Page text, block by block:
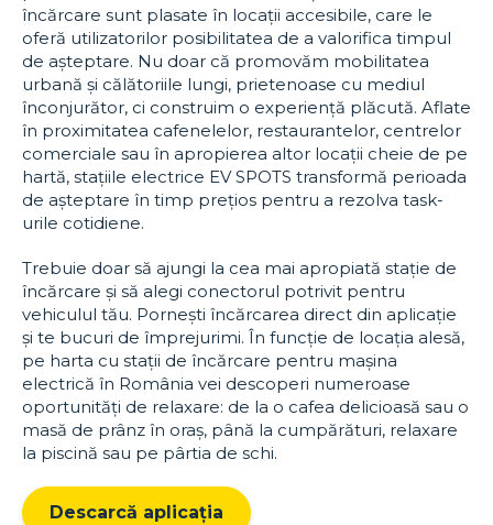
încărcare sunt plasate în locații accesibile, care le
oferă utilizatorilor posibilitatea de a valorifica timpul
de așteptare. Nu doar că promovăm mobilitatea
urbană și călătoriile lungi, prietenoase cu mediul
înconjurător, ci construim o experiență plăcută. Aflate
în proximitatea cafenelelor, restaurantelor, centrelor
comerciale sau în apropierea altor locații cheie de pe
hartă, stațiile electrice EV SPOTS transformă perioada
de așteptare în timp prețios pentru a rezolva task-
urile cotidiene.
Trebuie doar să ajungi la cea mai apropiată stație de
încărcare și să alegi conectorul potrivit pentru
vehiculul tău. Pornești încărcarea direct din aplicație
și te bucuri de împrejurimi. În funcție de locația alesă,
pe harta cu stații de încărcare pentru mașina
electrică în România vei descoperi numeroase
oportunități de relaxare: de la o cafea delicioasă sau o
masă de prânz în oraș, până la cumpărături, relaxare
la piscină sau pe pârtia de schi.
Descarcă aplicația